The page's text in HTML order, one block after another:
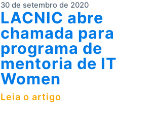
30 de setembro de 2020
LACNIC abre
chamada para
programa de
mentoria de IT
Women
Leia o artigo